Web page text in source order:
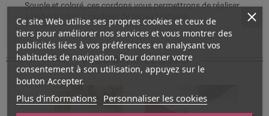
Souple et coloré, ces cordons vous permettrons de réaliser
à l'infini tous vos modèles de bijoxu fantaisie.
Vous aimerez aussi
Ce site Web utilise ses propres cookies et ceux de
tiers pour améliorer nos services et vous montrer des
publicités liées à vos préférences en analysant vos
habitudes de navigation. Pour donner votre
consentement à son utilisation, appuyez sur le
bouton Accepter.
Plus d'informations Personnaliser les cookies